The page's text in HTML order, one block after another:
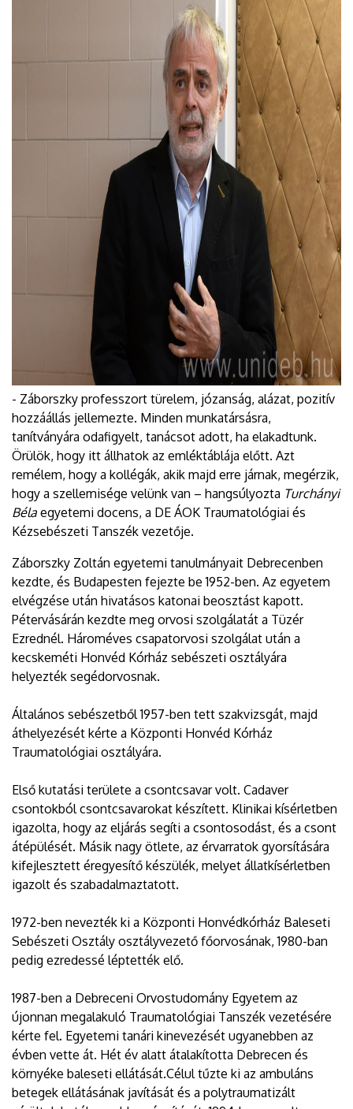
- Záborszky professzort türelem, józanság, alázat, pozitív
hozzáállás jellemezte. Minden munkatársásra,
tanítványára odafigyelt, tanácsot adott, ha elakadtunk.
Örülök, hogy itt állhatok az emléktáblája előtt. Azt
remélem, hogy a kollégák, akik majd erre járnak, megérzik,
hogy a szellemisége velünk van – hangsúlyozta Turchányi
Béla egyetemi docens, a DE ÁOK Traumatológiai és
Kézsebészeti Tanszék vezetője.
Záborszky Zoltán egyetemi tanulmányait Debrecenben
kezdte, és Budapesten fejezte be 1952-ben. Az egyetem
elvégzése után hivatásos katonai beosztást kapott.
Pétervásárán kezdte meg orvosi szolgálatát a Tüzér
Ezrednél. Hároméves csapatorvosi szolgálat után a
kecskeméti Honvéd Kórház sebészeti osztályára
helyezték segédorvosnak.
Általános sebészetből 1957-ben tett szakvizsgát, majd
áthelyezését kérte a Központi Honvéd Kórház
Traumatológiai osztályára.
Első kutatási területe a csontcsavar volt. Cadaver
csontokból csontcsavarokat készített. Klinikai kísérletben
igazolta, hogy az eljárás segíti a csontosodást, és a csont
átépülését. Másik nagy ötlete, az érvarratok gyorsítására
kifejlesztett éregyesítő készülék, melyet állatkísérletben
igazolt és szabadalmaztatott.
1972-ben nevezték ki a Központi Honvédkórház Baleseti
Sebészeti Osztály osztályvezető főorvosának, 1980-ban
pedig ezredessé léptették elő.
1987-ben a Debreceni Orvostudomány Egyetem az
újonnan megalakuló Traumatológiai Tanszék vezetésére
kérte fel. Egyetemi tanári kinevezését ugyanebben az
évben vette át. Hét év alatt átalakította Debrecen és
környéke baleseti ellátását.Célul tűzte ki az ambuláns
betegek ellátásának javítását és a polytraumatizált